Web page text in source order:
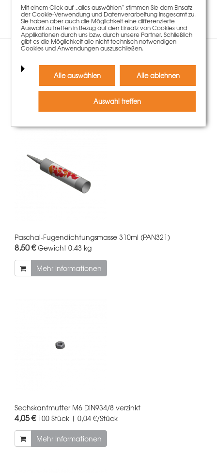
Es liegen keine Kommentare zu diesem Artikel vor.
Kunden, die diesen Artikel
gekauft haben, kauften
auch
Paschal-Fugendichtungsmasse 310ml (PAN321)
8,50 €Gewicht 0.43 kg
Mehr Informationen
Sechskantmutter M6 DIN934/8 verzinkt
4,05 € 100 Stück | 0,04 €/Stück
Mehr Informationen
Mit einem Click auf „alles auswählen“ stimmen Sie dem Einsatz
der Cookie-Verwendung und Datenverarbeitung insgesamt zu.
Sie haben aber auch die Möglichkeit eine differenzierte
Auswahl zu treffen in Bezug auf den Einsatz von Cookies und
Applikationen durch uns bzw. durch unsere Partner. Schließlich
gibt es die Möglichkeit alle nicht technisch notwendigen
Cookies und Anwendungen auszuschließen.
Alle auswählen Alle ablehnen
Auswahl treffen